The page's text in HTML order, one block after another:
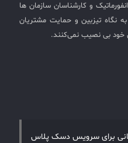
و کارشناسان سازمان ها
نگاه تیزبین و حمایت مشتریان
خود بی نصیب نمی‌کنند.
برای سرویس دسک پلاس